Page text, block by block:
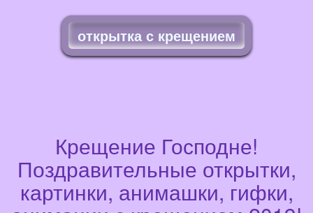
открытка с крещением
Крещение Господне!
Поздравительные открытки,
картинки, анимашки, гифки,